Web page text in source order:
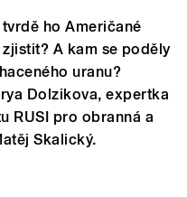
ho Američané
A kam se poděly
uranu?
Dolzikova, expertka
RUSI pro obranná a
Skalický.